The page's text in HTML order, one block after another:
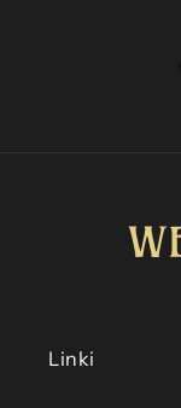
Linki